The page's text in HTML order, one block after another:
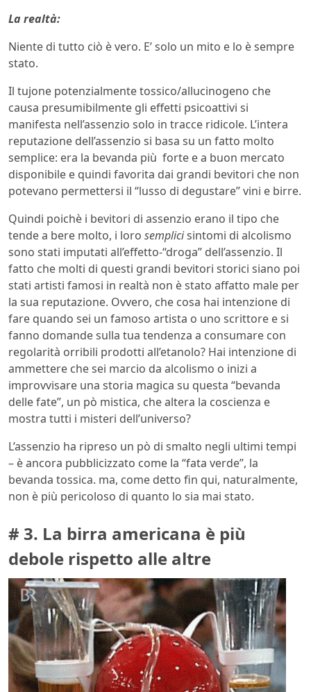
La realtà:
Niente di tutto ciò è vero. E’ solo un mito e lo è sempre
stato.
Il tujone potenzialmente tossico/allucinogeno che
causa presumibilmente gli effetti psicoattivi si
manifesta nell’assenzio solo in tracce ridicole. L’intera
reputazione dell’assenzio si basa su un fatto molto
semplice: era la bevanda più forte e a buon mercato
disponibile e quindi favorita dai grandi bevitori che non
potevano permettersi il “lusso di degustare” vini e birre.
Quindi poichè i bevitori di assenzio erano il tipo che
tende a bere molto, i loro semplicisintomi di alcolismo
sono stati imputati all’effetto-“droga” dell’assenzio. Il
fatto che molti di questi grandi bevitori storici siano poi
stati artisti famosi in realtà non è stato affatto male per
la sua reputazione. Ovvero, che cosa hai intenzione di
fare quando sei un famoso artista o uno scrittore e si
fanno domande sulla tua tendenza a consumare con
regolarità orribili prodotti all’etanolo? Hai intenzione di
ammettere che sei marcio da alcolismo o inizi a
improvvisare una storia magica su questa “bevanda
delle fate”, un pò mistica, che altera la coscienza e
mostra tutti i misteri dell’universo?
L’assenzio ha ripreso un pò di smalto negli ultimi tempi
– è ancora pubblicizzato come la “fata verde”, la
bevanda tossica. ma, come detto fin qui, naturalmente,
non è più pericoloso di quanto lo sia mai stato.
# 3. La birra americana è più
debole rispetto alle altre